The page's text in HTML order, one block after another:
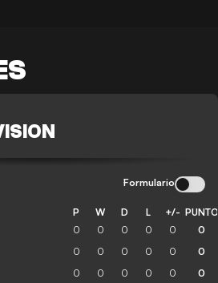
Formulario
P W D L +/-
0 0 0 0 0 0
0 0 0 0 0 0
0 0 0 0 0 0